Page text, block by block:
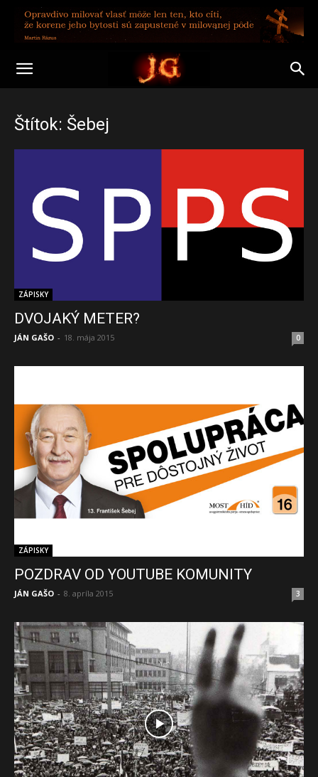
Štítok: Šebej
ZÁPISKY
DVOJAKÝ METER?
JÁN GAŠO - 18. mája 2015 0
ZÁPISKY
POZDRAV OD YOUTUBE KOMUNITY
JÁN GAŠO - 8. apríla 2015 3